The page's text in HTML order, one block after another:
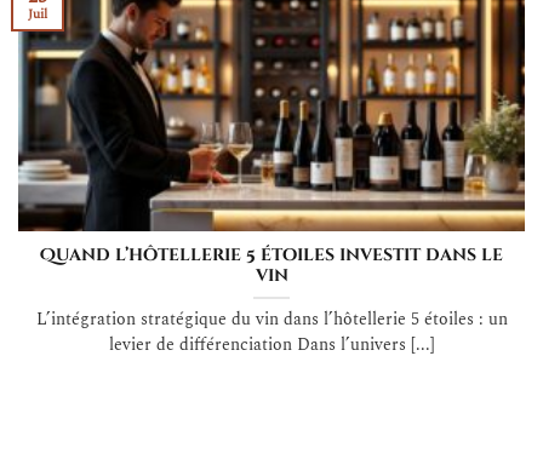
Quand l’hôtellerie 5 étoiles investit dans le
vin
L’intégration stratégique du vin dans l’hôtellerie 5 étoiles : un
levier de différenciation Dans l’univers [...]
Juil